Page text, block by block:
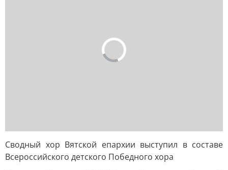
Сводный хор Вятской епархии выступил в составе
Всероссийского детского Победного хора